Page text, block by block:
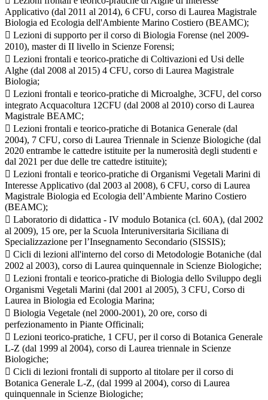
Applicativo (dal 2011 al 2014), 6 CFU, corso di Laurea Magistrale
Biologia ed Ecologia dell'Ambiente Marino Costiero (BEAMC);
 Lezioni di supporto per il corso di Biologia Forense (nel 2009-
2010), master di II livello in Scienze Forensi;
 Lezioni frontali e teorico-pratiche di Coltivazioni ed Usi delle
Alghe (dal 2008 al 2015) 4 CFU, corso di Laurea Magistrale
Biologia;
 Lezioni frontali e teorico-pratiche di Microalghe, 3CFU, del corso
integrato Acquacoltura 12CFU (dal 2008 al 2010) corso di Laurea
Magistrale BEAMC;
 Lezioni frontali e teorico-pratiche di Botanica Generale (dal
2004), 7 CFU, corso di Laurea Triennale in Scienze Biologiche (dal
2020 entrambe le cattedre istituite per la numerosità degli studenti e
dal 2021 per due delle tre cattedre istituite);
 Lezioni frontali e teorico-pratiche di Organismi Vegetali Marini di
Interesse Applicativo (dal 2003 al 2008), 6 CFU, corso di Laurea
Magistrale Biologia ed Ecologia dell’Ambiente Marino Costiero
(BEAMC);
 Laboratorio di didattica - IV modulo Botanica (cl. 60A), (dal 2002
al 2009), 15 ore, per la Scuola Interuniversitaria Siciliana di
Specializzazione per l’Insegnamento Secondario (SISSIS);
 Cicli di lezioni all'interno del corso di Metodologie Botaniche (dal
2002 al 2003), corso di Laurea quinquennale in Scienze Biologiche;
 Lezioni frontali e teorico-pratiche di Biologia dello Sviluppo degli
Organismi Vegetali Marini (dal 2001 al 2005), 3 CFU, Corso di
Laurea in Biologia ed Ecologia Marina;
 Biologia Vegetale (nel 2000-2001), 20 ore, corso di
perfezionamento in Piante Officinali;
 Lezioni teorico-pratiche, 1 CFU, per il corso di Botanica Generale
L-Z (dal 1999 al 2004), corso di Laurea triennale in Scienze
Biologiche;
 Cicli di lezioni frontali di supporto al titolare per il corso di
Botanica Generale L-Z, (dal 1999 al 2004), corso di Laurea
quinquennale in Scienze Biologiche;